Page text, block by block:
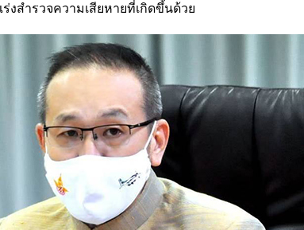
สำรวจความเสียหายที่เกิดขึ้นด้วย